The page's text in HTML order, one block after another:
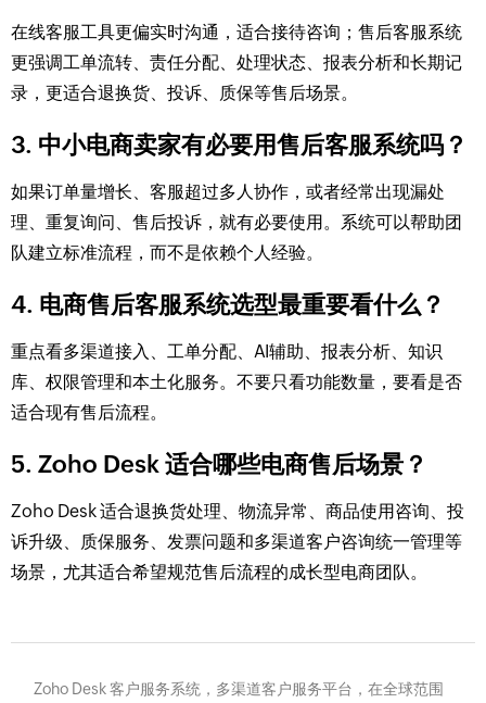
在线客服工具更偏实时沟通，适合接待咨询；售后客服系统
更强调工单流转、责任分配、处理状态、报表分析和长期记
录，更适合退换货、投诉、质保等售后场景。
3. 中小电商卖家有必要用售后客服系统吗？
如果订单量增长、客服超过多人协作，或者经常出现漏处
理、重复询问、售后投诉，就有必要使用。系统可以帮助团
队建立标准流程，而不是依赖个人经验。
4. 电商售后客服系统选型最重要看什么？
重点看多渠道接入、工单分配、AI辅助、报表分析、知识
库、权限管理和本土化服务。不要只看功能数量，要看是否
适合现有售后流程。
5. Zoho Desk 适合哪些电商售后场景？
Zoho Desk 适合退换货处理、物流异常、商品使用咨询、投
诉升级、质保服务、发票问题和多渠道客户咨询统一管理等
场景，尤其适合希望规范售后流程的成长型电商团队。
Zoho Desk 客户服务系统，多渠道客户服务平台，在全球范围